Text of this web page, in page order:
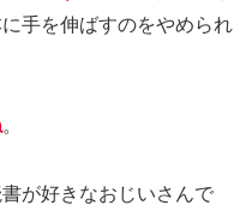
手を伸ばすのをやめられ
。
が好きなおじいさんで